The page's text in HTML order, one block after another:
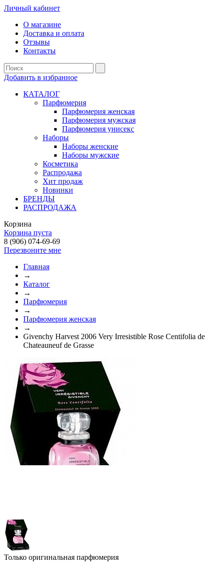
Личный кабинет
О магазине
Доставка и оплата
Отзывы
Контакты
Добавить в избранное
КАТАЛОГ
Парфюмерия
Парфюмерия женская
Парфюмерия мужская
Парфюмерия унисекс
Наборы
Наборы женские
Наборы мужские
Косметика
Распродажа
Хит продаж
Новинки
БРЕНДЫ
РАСПРОДАЖА
Корзина
Корзина пуста
8 (906) 074-69-69
Перезвоните мне
Главная
→
Каталог
→
Парфюмерия
→
Парфюмерия женская
→
Givenchy Harvest 2006 Very Irresistible Rose Centifolia de
Chateauneuf de Grasse
Только оригинальная парфюмерия